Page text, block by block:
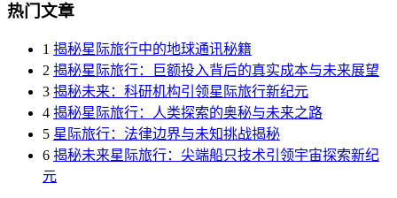
热门文章
1 揭秘星际旅行中的地球通讯秘籍
2 揭秘星际旅行：巨额投入背后的真实成本与未来展望
3 揭秘未来：科研机构引领星际旅行新纪元
4 揭秘星际旅行：人类探索的奥秘与未来之路
5 星际旅行：法律边界与未知挑战揭秘
6 揭秘未来星际旅行：尖端船只技术引领宇宙探索新纪
元